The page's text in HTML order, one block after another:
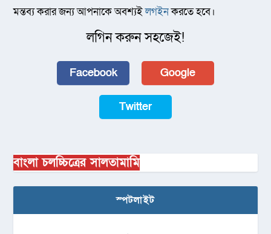
মন্তব্য করার জন্য আপনাকে অবশ্যইলগইনকরতে হবে।
লগিন করুন সহজেই!
Facebook Google
Twitter
বাংলা চলচ্চিত্রের সালতামামি
স্পটলাইট